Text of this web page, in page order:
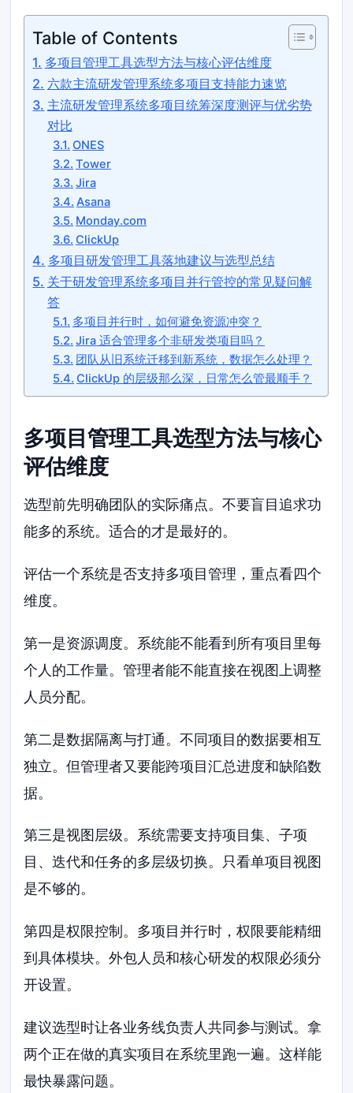
Table of Contents
多项目管理工具选型方法与核心评估维度
六款主流研发管理系统多项目支持能力速览
主流研发管理系统多项目统筹深度测评与优劣势
对比
ONES
Tower
Jira
Asana
Monday.com
ClickUp
多项目研发管理工具落地建议与选型总结
关于研发管理系统多项目并行管控的常见疑问解
答
多项目并行时，如何避免资源冲突？
Jira 适合管理多个非研发类项目吗？
团队从旧系统迁移到新系统，数据怎么处理？
ClickUp 的层级那么深，日常怎么管最顺手？
多项目管理工具选型方法与核心
评估维度
选型前先明确团队的实际痛点。不要盲目追求功
能多的系统。适合的才是最好的。
评估一个系统是否支持多项目管理，重点看四个
维度。
第一是资源调度。系统能不能看到所有项目里每
个人的工作量。管理者能不能直接在视图上调整
人员分配。
第二是数据隔离与打通。不同项目的数据要相互
独立。但管理者又要能跨项目汇总进度和缺陷数
据。
第三是视图层级。系统需要支持项目集、子项
目、迭代和任务的多层级切换。只看单项目视图
是不够的。
第四是权限控制。多项目并行时，权限要能精细
到具体模块。外包人员和核心研发的权限必须分
开设置。
建议选型时让各业务线负责人共同参与测试。拿
两个正在做的真实项目在系统里跑一遍。这样能
最快暴露问题。